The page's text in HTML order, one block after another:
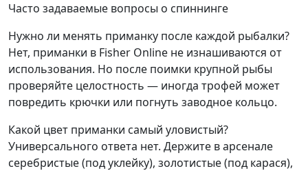
Часто задаваемые вопросы о спиннинге
Нужно ли менять приманку после каждой рыбалки?
Нет, приманки в Fisher Online не изнашиваются от
использования. Но после поимки крупной рыбы
проверяйте целостность — иногда трофей может
повредить крючки или погнуть заводное кольцо.
Какой цвет приманки самый уловистый?
Универсального ответа нет. Держите в арсенале
серебристые (под уклейку), золотистые (под карася),